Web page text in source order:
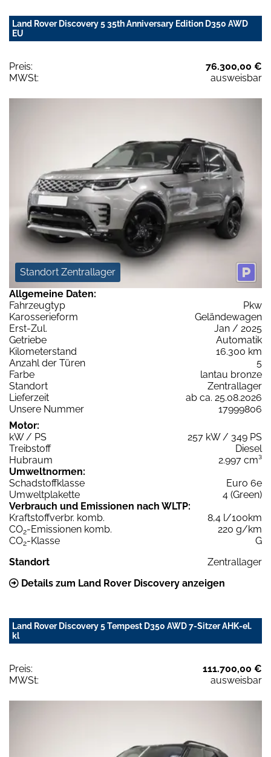
Land Rover Discovery 5 35th Anniversary Edition D350 AWD
EU
Preis:
76.300,00 €
MWSt:
ausweisbar
Standort Zentrallager
Allgemeine Daten:
Fahrzeugtyp
Pkw
Karosserieform
Geländewagen
Erst-Zul.
Jan / 2025
Getriebe
Automatik
Kilometerstand
16.300 km
Anzahl der Türen
5
Farbe
lantau bronze
Standort
Zentrallager
Lieferzeit
ab ca. 25.08.2026
Unsere Nummer
17999806
Motor:
kW / PS
257 kW / 349 PS
Treibstoff
Diesel
Hubraum
2.997 cm³
Umweltnormen:
Schadstoffklasse
Euro 6e
Umweltplakette
4 (Green)
Verbrauch und Emissionen nach WLTP:
Kraftstoffverbr. komb.
8,4 l/100km
CO2-Emissionen komb.
220 g/km
CO2-Klasse
G
Standort
Zentrallager
Details zum Land Rover Discovery anzeigen
Land Rover Discovery 5 Tempest D350 AWD 7-Sitzer AHK-el.
kl
Preis:
111.700,00 €
MWSt:
ausweisbar